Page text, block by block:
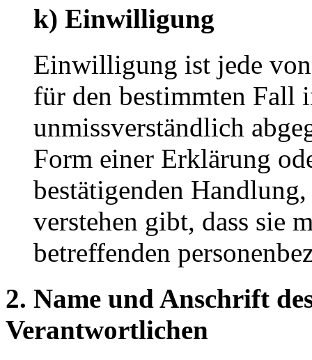
k) Einwilligung
Einwilligung ist jede
für den bestimmten Fall
unmissverständlich
Form einer Erklärung
bestätigenden
verstehen gibt, dass sie
betreffenden
2. Name und Anschrift
Verantwortlichen